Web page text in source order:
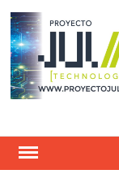
Saltar
contenido